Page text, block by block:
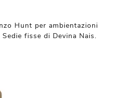
Hunt per ambientazioni
fisse di Devina Nais.